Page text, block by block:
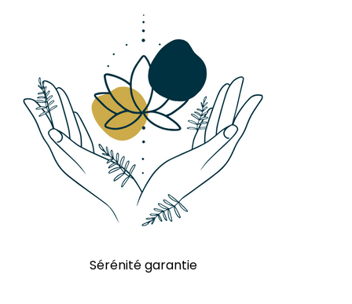
Sérénité garantie